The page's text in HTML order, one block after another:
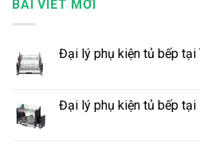
BÀI VIẾT MỚI
Đại lý phụ kiện tủ bếp tại
Đại lý phụ kiện tủ bếp tại